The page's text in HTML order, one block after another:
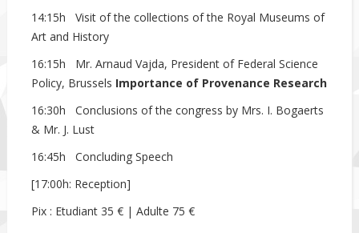
14:15h Visit of the collections of the Royal Museums of
Art and History
16:15h Mr. Arnaud Vajda, President of Federal Science
Policy, Brussels Importance of Provenance Research
16:30h Conclusions of the congress by Mrs. I. Bogaerts
& Mr. J. Lust
16:45h Concluding Speech
[17:00h: Reception]
Pix : Etudiant 35 € | Adulte 75 €